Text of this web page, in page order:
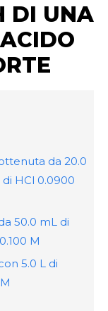
DI UNA
da 20.0
HCl 0.0900
50.0 mL di
M
5.0 L di